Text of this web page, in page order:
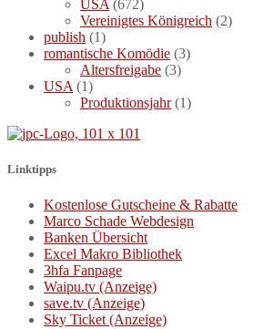
USA (672)
Vereinigtes Königreich (2)
publish (1)
romantische Komödie (3)
Altersfreigabe (3)
USA (1)
Produktionsjahr(1)
Linktipps
Kostenlose Gutscheine & Rabatte
Marco Schade Webdesign
Banken Übersicht
Excel Makro Bibliothek
3hfa Fanpage
Waipu.tv (Anzeige)
save.tv (Anzeige)
Sky Ticket (Anzeige)